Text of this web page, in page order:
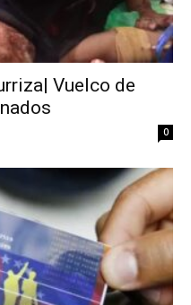
Vuelco de
0